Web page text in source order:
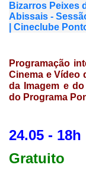
Bizarros Peixes
Abissais -
| Cineclube
Programação
Cinema e Vídeo
da Imagem e
do Programa
24.05 - 18h
Gratuito